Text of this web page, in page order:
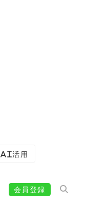
AI活用
会員登録